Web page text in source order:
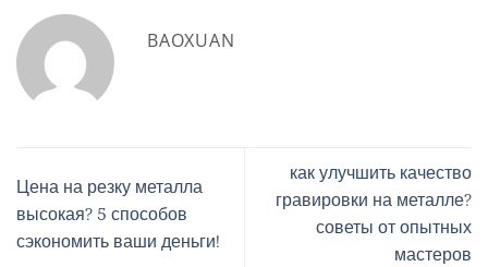
BAOXUAN
Цена на резку металла
высокая? 5 способов
сэкономить ваши деньги!
как улучшить качество
гравировки на металле?
советы от опытных
мастеров